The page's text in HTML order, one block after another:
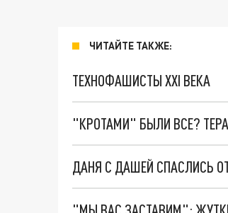
ЧИТАЙТЕ ТАКЖЕ:
ТЕХНОФАШИСТЫ XXI ВЕКА
"КРОТАМИ" БЫЛИ ВСЕ?
ДАНЯ С ДАШЕЙ СПАСЛИСЬ